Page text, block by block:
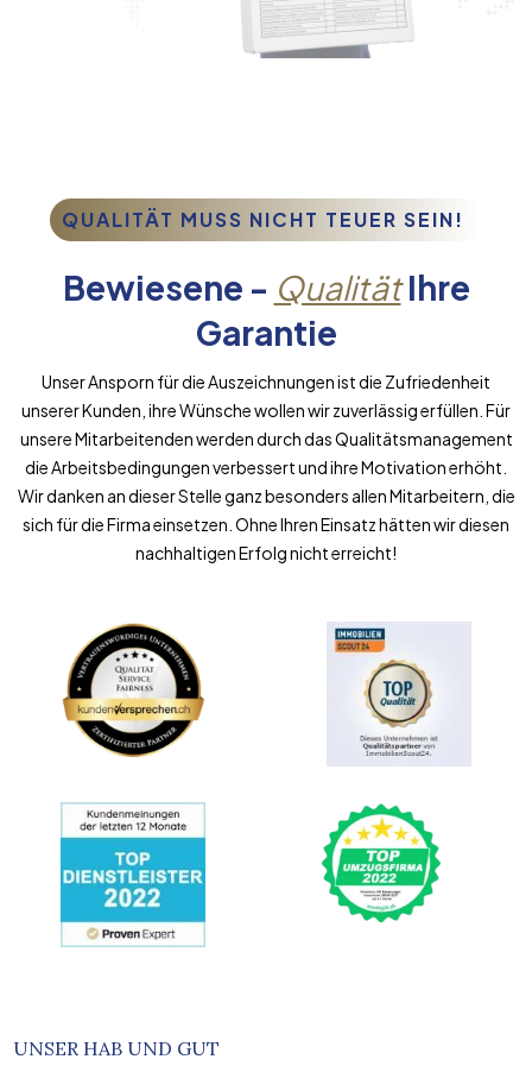
QUALITÄT MUSS NICHT TEUER SEIN!
Bewiesene - QualitätIhre
Garantie
Unser Ansporn für die Auszeichnungen ist die Zufriedenheit
unserer Kunden, ihre Wünsche wollen wir zuverlässig erfüllen. Für
unsere Mitarbeitenden werden durch das Qualitätsmanagement
die Arbeitsbedingungen verbessert und ihre Motivation erhöht.
Wir danken an dieser Stelle ganz besonders allen Mitarbeitern, die
sich für die Firma einsetzen. Ohne Ihren Einsatz hätten wir diesen
nachhaltigen Erfolg nicht erreicht!
UNSER HAB UND GUT